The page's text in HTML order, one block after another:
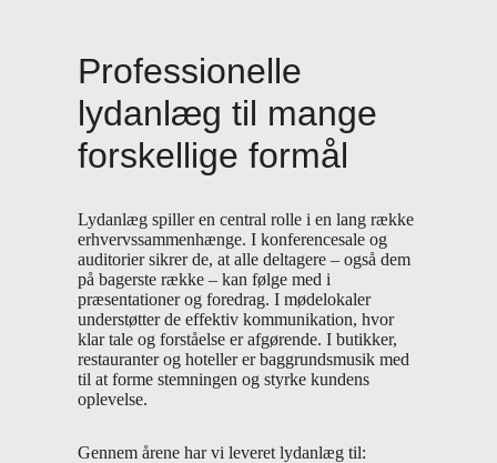
Professionelle
lydanlæg til mange
forskellige formål
Lydanlæg spiller en central rolle i en lang række
erhvervssammenhænge. I konferencesale og
auditorier sikrer de, at alle deltagere – også dem
på bagerste række – kan følge med i
præsentationer og foredrag. I mødelokaler
understøtter de effektiv kommunikation, hvor
klar tale og forståelse er afgørende. I butikker,
restauranter og hoteller er baggrundsmusik med
til at forme stemningen og styrke kundens
oplevelse.
Gennem årene har vi leveret lydanlæg til: